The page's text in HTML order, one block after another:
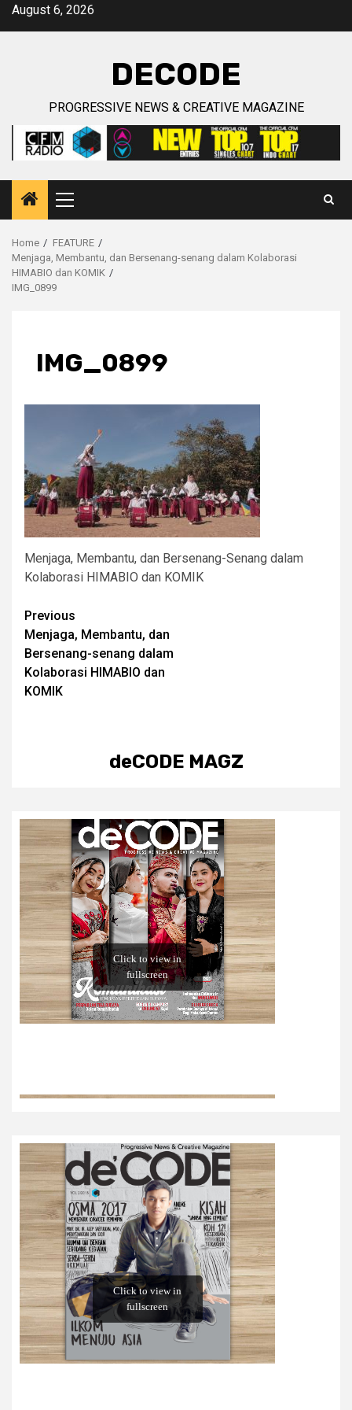
SkipAugust 6, 2026
DECODE
PROGRESSIVE NEWS & CREATIVE MAGAZINE
Primary
Menu
Home
FEATURE
Menjaga, Membantu, dan Bersenang-senang dalam Kolaborasi
HIMABIO dan KOMIK
IMG_0899
IMG_0899
Menjaga, Membantu, dan Bersenang-Senang dalam
Kolaborasi HIMABIO dan KOMIK
Post
navigation
Previous
Menjaga, Membantu, dan
Bersenang-senang dalam
Kolaborasi HIMABIO dan
KOMIK
deCODE MAGZ